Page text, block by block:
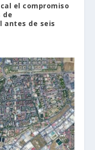
el compromiso
de
antes de seis